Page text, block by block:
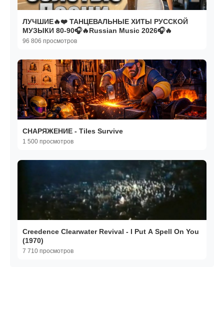
ЛУЧШИЕ🔥❤️ ТАНЦЕВАЛЬНЫЕ ХИТЫ РУССКОЙ
МУЗЫКИ 80-90🎧🔥Russian Music 2026🎧🔥
96 806 просмотров
СНАРЯЖЕНИЕ - Tiles Survive
1 500 просмотров
Creedence Clearwater Revival - I Put A Spell On You
(1970)
7 710 просмотров